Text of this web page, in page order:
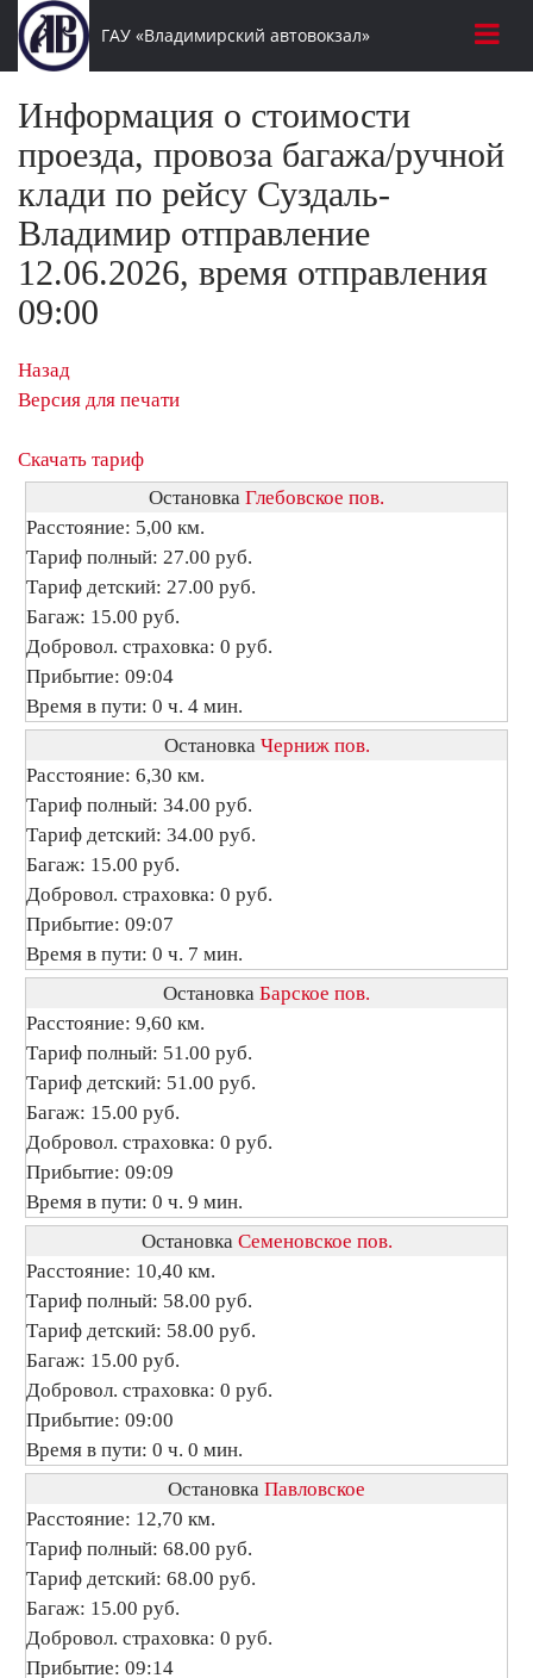
ГАУ «Владимирский автовокзал»
Информация о стоимости
проезда, провоза багажа/ручной
клади по рейсу Суздаль-
Владимир отправление
12.06.2026, время отправления
09:00
Назад
Версия для печати
Скачать тариф
Остановка Глебовское пов.
Расстояние: 5,00 км.
Тариф полный: 27.00 руб.
Тариф детский: 27.00 руб.
Багаж: 15.00 руб.
Добровол. страховка: 0 руб.
Прибытие: 09:04
Время в пути: 0 ч. 4 мин.
Остановка Черниж пов.
Расстояние: 6,30 км.
Тариф полный: 34.00 руб.
Тариф детский: 34.00 руб.
Багаж: 15.00 руб.
Добровол. страховка: 0 руб.
Прибытие: 09:07
Время в пути: 0 ч. 7 мин.
Остановка Барское пов.
Расстояние: 9,60 км.
Тариф полный: 51.00 руб.
Тариф детский: 51.00 руб.
Багаж: 15.00 руб.
Добровол. страховка: 0 руб.
Прибытие: 09:09
Время в пути: 0 ч. 9 мин.
Остановка Семеновское пов.
Расстояние: 10,40 км.
Тариф полный: 58.00 руб.
Тариф детский: 58.00 руб.
Багаж: 15.00 руб.
Добровол. страховка: 0 руб.
Прибытие: 09:00
Время в пути: 0 ч. 0 мин.
Остановка Павловское
Расстояние: 12,70 км.
Тариф полный: 68.00 руб.
Тариф детский: 68.00 руб.
Багаж: 15.00 руб.
Добровол. страховка: 0 руб.
Прибытие: 09:14